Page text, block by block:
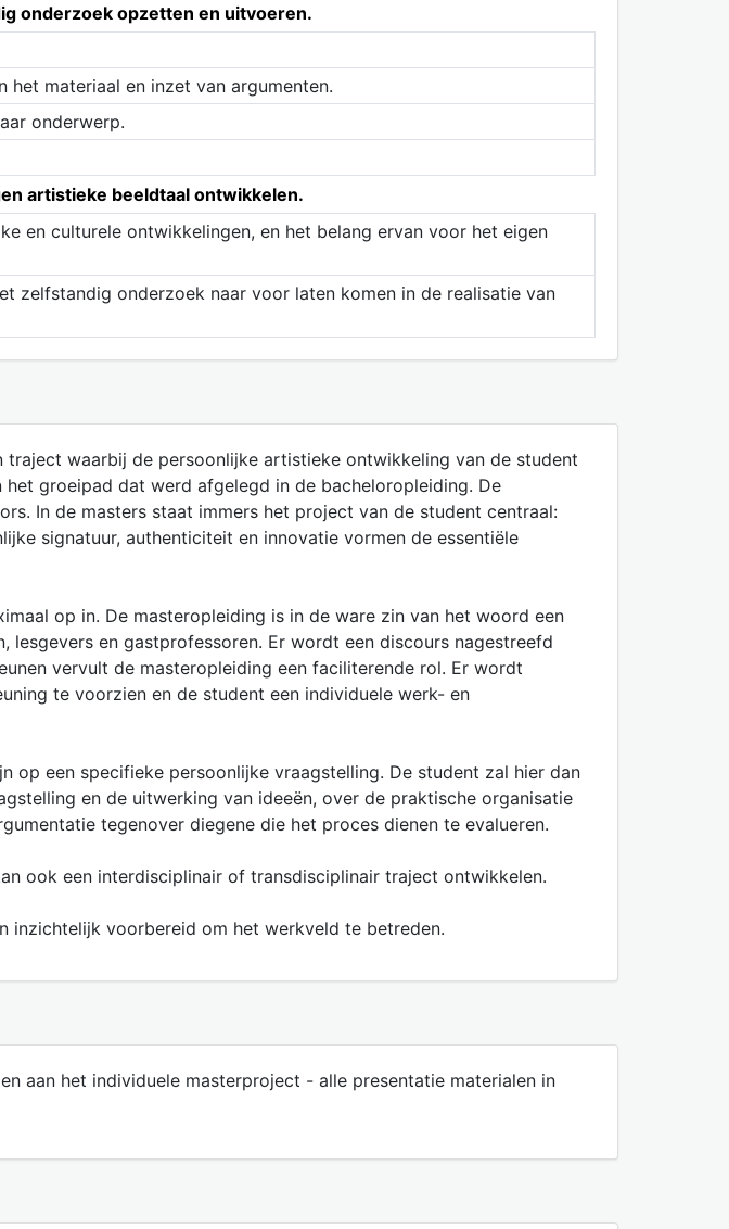
onderzoek opzetten en uitvoeren.
materiaal en inzet van argumenten.
onderwerp.
artistieke beeldtaal ontwikkelen.
en culturele ontwikkelingen, en het belang ervan voor het eigen
zelfstandig onderzoek naar voor laten komen in de realisatie van
waarbij de persoonlijke artistieke ontwikkeling van de student
groeipad dat werd afgelegd in de bacheloropleiding. De
In de masters staat immers het project van de student centraal:
signatuur, authenticiteit en innovatie vormen de essentiële
op in. De masteropleiding is in de ware zin van het woord een
en gastprofessoren. Er wordt een discours nagestreefd
vervult de masteropleiding een faciliterende rol. Er wordt
te voorzien en de student een individuele werk- en
een specifieke persoonlijke vraagstelling. De student zal hier dan
en de uitwerking van ideeën, over de praktische organisatie
tegenover diegene die het proces dienen te evalueren.
ook een interdisciplinair of transdisciplinair traject ontwikkelen.
inzichtelijk voorbereid om het werkveld te betreden.
aan het individuele masterproject - alle presentatie materialen in